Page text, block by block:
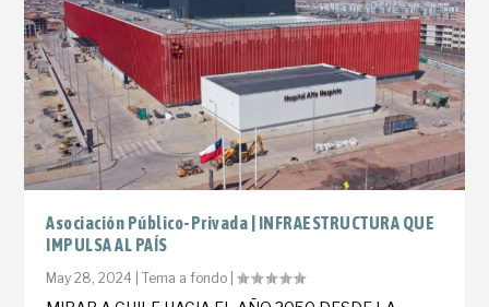
Asociación Público-Privada | INFRAESTRUCTURA QUE
IMPULSA AL PAÍS
May 28, 2024 |Tema a fondo |